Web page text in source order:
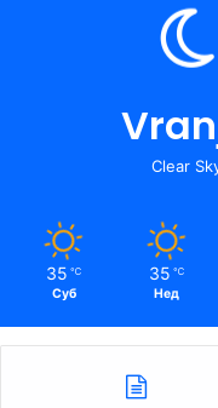
Clear
35 ℃
Суб
35 ℃
Нед